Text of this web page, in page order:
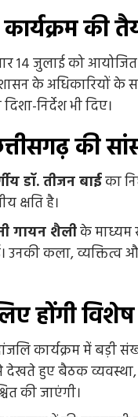
की
14 जुलाई को
के अधिकारियों
निर्देश भी दिए।
की
डॉ. तीजन बाईका
क्षति है।
गायन शैलीके माध्यम
उनकी कला,
होंगी
कार्यक्रम में
देखते हुए बैठक
की जाएंगी।